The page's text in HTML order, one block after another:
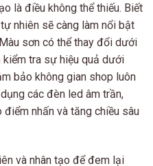
là điều không thể thiếu. Biết
nhiên sẽ càng làm nổi bật
sơn có thể thay đổi dưới
kiểm tra sự hiệu quả dưới
bảo không gian shop luôn
các đèn led âm trần,
nhấn và tăng chiều sâu